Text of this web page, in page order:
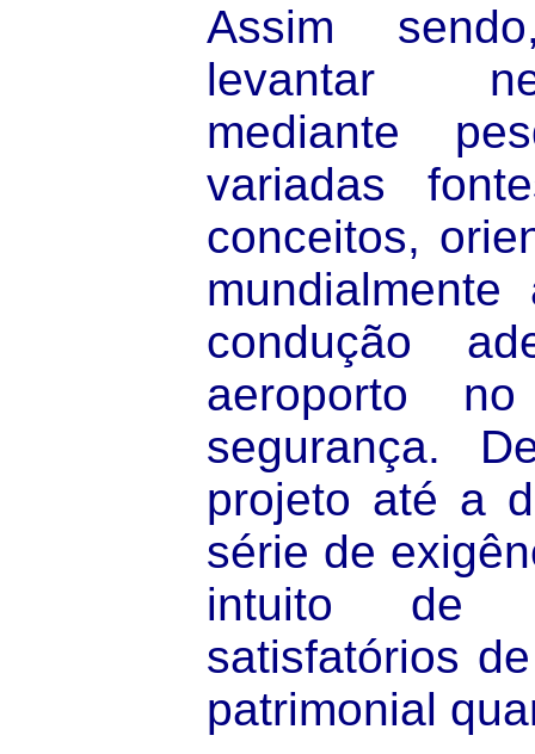
Assim
levantar
mediante
variadas
conceitos,
condução
aeroporto
segurança.
projeto até a
série de
intuito de
satisfatórios
patrimonial